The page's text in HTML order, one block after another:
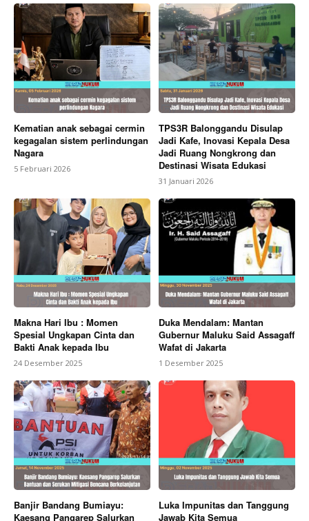
Kematian anak sebagai cermin
kegagalan sistem perlindungan
Nagara
5 Februari 2026
TPS3R Balonggandu Disulap
Jadi Kafe, Inovasi Kepala Desa
Jadi Ruang Nongkrong dan
Destinasi Wisata Edukasi
31 Januari 2026
Makna Hari Ibu : Momen
Spesial Ungkapan Cinta dan
Bakti Anak kepada Ibu
24 Desember 2025
Duka Mendalam: Mantan
Gubernur Maluku Said Assagaff
Wafat di Jakarta
1 Desember 2025
Banjir Bandang Bumiayu:
Kaesang Pangarep Salurkan
Luka Impunitas dan Tanggung
Jawab Kita Semua